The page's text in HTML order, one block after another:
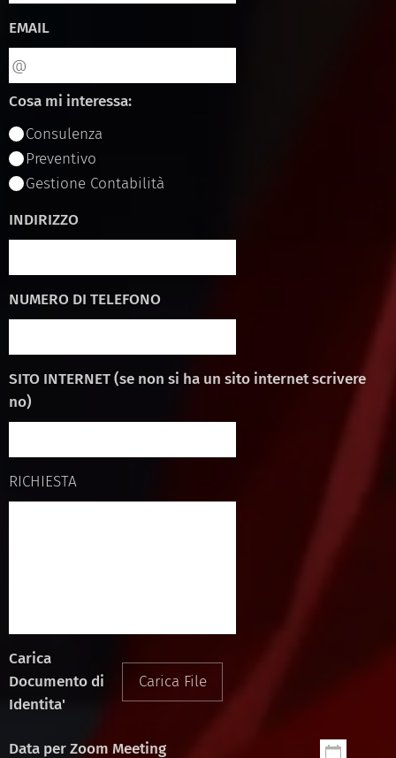
EMAIL
Cosa mi interessa:
Consulenza
Preventivo
Gestione Contabilità
INDIRIZZO
NUMERO DI TELEFONO
SITO INTERNET (se non si ha un sito internet scrivere
no)
RICHIESTA
Carica
Documento di
Identita'
Carica File
Data per Zoom Meeting